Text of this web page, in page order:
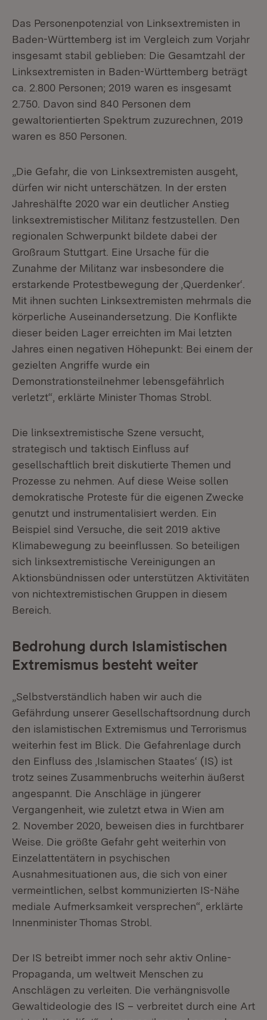
Das Personenpotenzial von Linksextremisten in
Baden-Württemberg ist im Vergleich zum Vorjahr
insgesamt stabil geblieben: Die Gesamtzahl der
Linksextremisten in Baden-Württemberg beträgt
ca. 2.800 Personen; 2019 waren es insgesamt
2.750. Davon sind 840 Personen dem
gewaltorientierten Spektrum zuzurechnen, 2019
waren es 850 Personen.
„Die Gefahr, die von Linksextremisten ausgeht,
dürfen wir nicht unterschätzen. In der ersten
Jahreshälfte 2020 war ein deutlicher Anstieg
linksextremistischer Militanz festzustellen. Den
regionalen Schwerpunkt bildete dabei der
Großraum Stuttgart. Eine Ursache für die
Zunahme der Militanz war insbesondere die
erstarkende Protestbewegung der ‚Querdenker‘.
Mit ihnen suchten Linksextremisten mehrmals die
körperliche Auseinandersetzung. Die Konflikte
dieser beiden Lager erreichten im Mai letzten
Jahres einen negativen Höhepunkt: Bei einem der
gezielten Angriffe wurde ein
Demonstrationsteilnehmer lebensgefährlich
verletzt“, erklärte Minister Thomas Strobl.
Die linksextremistische Szene versucht,
strategisch und taktisch Einfluss auf
gesellschaftlich breit diskutierte Themen und
Prozesse zu nehmen. Auf diese Weise sollen
demokratische Proteste für die eigenen Zwecke
genutzt und instrumentalisiert werden. Ein
Beispiel sind Versuche, die seit 2019 aktive
Klimabewegung zu beeinflussen. So beteiligen
sich linksextremistische Vereinigungen an
Aktionsbündnissen oder unterstützen Aktivitäten
von nichtextremistischen Gruppen in diesem
Bereich.
Bedrohung durch Islamistischen
Extremismus besteht weiter
„Selbstverständlich haben wir auch die
Gefährdung unserer Gesellschaftsordnung durch
den islamistischen Extremismus und Terrorismus
weiterhin fest im Blick. Die Gefahrenlage durch
den Einfluss des ‚Islamischen Staates‘ (IS) ist
trotz seines Zusammenbruchs weiterhin äußerst
angespannt. Die Anschläge in jüngerer
Vergangenheit, wie zuletzt etwa in Wien am
2. November 2020, beweisen dies in furchtbarer
Weise. Die größte Gefahr geht weiterhin von
Einzelattentätern in psychischen
Ausnahmesituationen aus, die sich von einer
vermeintlichen, selbst kommunizierten IS-Nähe
mediale Aufmerksamkeit versprechen“, erklärte
Innenminister Thomas Strobl.
Der IS betreibt immer noch sehr aktiv Online-
Propaganda, um weltweit Menschen zu
Anschlägen zu verleiten. Die verhängnisvolle
Gewaltideologie des IS – verbreitet durch eine Art